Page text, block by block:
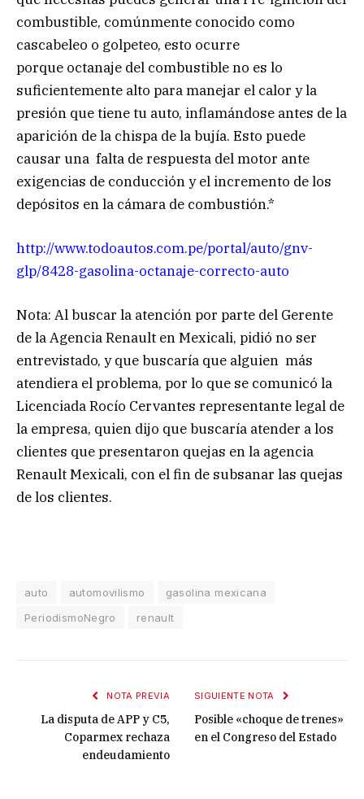
combustible, comúnmente conocido como
cascabeleo o golpeteo, esto ocurre
porque octanaje del combustible no es lo
suficientemente alto para manejar el calor y la
presión que tiene tu auto, inflamándose antes de la
aparición de la chispa de la bujía. Esto puede
causar una falta de respuesta del motor ante
exigencias de conducción y el incremento de los
depósitos en la cámara de combustión.*
http://www.todoautos.com.pe/portal/auto/gnv-
glp/8428-gasolina-octanaje-correcto-auto
Nota: Al buscar la atención por parte del Gerente
de la Agencia Renault en Mexicali, pidió no ser
entrevistado, y que buscaría que alguien más
atendiera el problema, por lo que se comunicó la
Licenciada Rocío Cervantes representante legal de
la empresa, quien dijo que buscaría atender a los
clientes que presentaron quejas en la agencia
Renault Mexicali, con el fin de subsanar las quejas
de los clientes.
auto automovilismo
gasolina mexicana
PeriodismoNegro
renault
NOTA PREVIA
La disputa de APP y C5,
Coparmex rechaza
endeudamiento
SIGUIENTE NOTA
Posible «choque de trenes»
en el Congreso del Estado